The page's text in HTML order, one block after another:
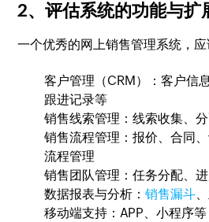
2、评估系统的功能与扩
一个优秀的网上销售管理系统，应
客户管理（CRM）：客户信
跟进记录等
销售线索管理：线索收集、
销售流程管理：报价、合同
流程管理
销售团队管理：任务分配、
数据报表与分析：销售漏斗
移动端支持：APP、小程序